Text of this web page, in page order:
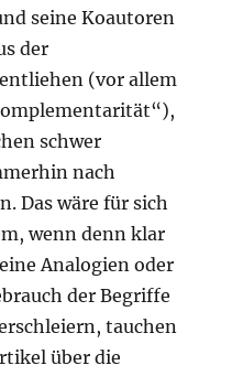
seine Koautoren
der
(vor allem
schwer
nach
Das wäre für sich
wenn denn klar
Analogien oder
der Begriffe
tauchen
über die